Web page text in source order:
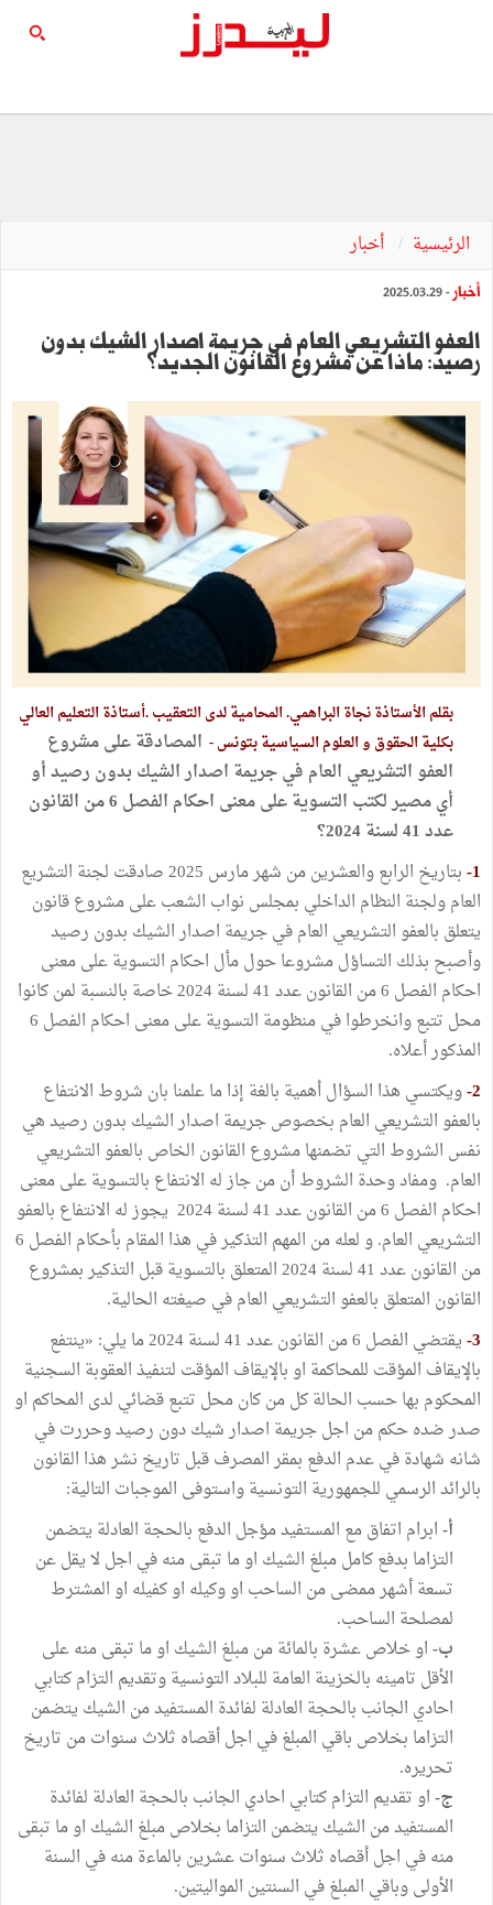
الرئيسية أخبار
أخبار - 2025.03.29
العفو التشريعي العام في جريمة اصدار الشيك بدون
رصيد: ماذا عن مشروع القانون الجديد؟
بقلم الأستاذة نجاة البراهمي. المحامية لدى التعقيب .أستاذة التعليم العالي
بكلية الحقوق و العلوم السياسية بتونس - المصادقة على مشروع
العفو التشريعي العام في جريمة اصدار الشيك بدون رصيد أو
أي مصير لكتب التسوية على معنى احكام الفصل 6 من القانون
عدد 41 لسنة 2024؟
1-
بتاريخ الرابع والعشرين من شهر مارس 2025 صادقت لجنة التشريع
العام ولجنة النظام الداخلي بمجلس نواب الشعب على مشروع قانون
يتعلق بالعفو التشريعي العام في جريمة اصدار الشيك بدون رصيد
وأصبح بذلك التساؤل مشروعا حول مأل احكام التسوية على معنى
احكام الفصل 6 من القانون عدد 41 لسنة 2024 خاصة بالنسبة لمن كانوا
محل تتبع وانخرطوا في منظومة التسوية على معنى احكام الفصل 6
المذكور أعلاه.
2- ويكتسي هذا السؤال أهمية بالغة إذا ما علمنا بان شروط الانتفاع
بالعفو التشريعي العام بخصوص جريمة اصدار الشيك بدون رصيد هي
نفس الشروط التي تضمنها مشروع القانون الخاص بالعفو التشريعي
العام. ومفاد وحدة الشروط أن من جاز له الانتفاع بالتسوية على معنى
احكام الفصل 6 من القانون عدد 41 لسنة 2024 يجوز له الانتفاع بالعفو
التشريعي العام. و لعله من المهم التذكير في هذا المقام بأحكام الفصل 6
من القانون عدد 41 لسنة 2024 المتعلق بالتسوية قبل التذكير بمشروع
القانون المتعلق بالعفو التشريعي العام في صيغته الحالية.
3-
يقتضي الفصل 6 من القانون عدد 41 لسنة 2024 ما يلي: «ينتفع
بالإيقاف المؤقت للمحاكمة او بالإيقاف المؤقت لتنفيذ العقوبة السجنية
المحكوم بها حسب الحالة كل من كان محل تتبع قضائي لدى المحاكم او
صدر ضده حكم من اجل جريمة اصدار شيك دون رصيد وحررت في
شانه شهادة في عدم الدفع بمقر المصرف قبل تاريخ نشر هذا القانون
بالرائد الرسمي للجمهورية التونسية واستوفى الموجبات التالية:
أ-ابرام اتفاق مع المستفيد مؤجل الدفع بالحجة العادلة يتضمن
التزاما بدفع كامل مبلغ الشيك او ما تبقى منه في اجل لا يقل عن
تسعة أشهر ممضى من الساحب او وكيله او كفيله او المشترط
لمصلحة الساحب.
ب-او خلاص عشرة بالمائة من مبلغ الشيك او ما تبقى منه على
الأقل تامينه بالخزينة العامة للبلاد التونسية وتقديم التزام كتابي
احادي الجانب بالحجة العادلة لفائدة المستفيد من الشيك يتضمن
التزاما بخلاص باقي المبلغ في اجل أقصاه ثلاث سنوات من تاريخ
تحريره.
ج-او تقديم التزام كتابي احادي الجانب بالحجة العادلة لفائدة
المستفيد من الشيك يتضمن التزاما بخلاص مبلغ الشيك او ما تبقى
منه في اجل أقصاه ثلاث سنوات عشرين بالماءة منه في السنة
الأولى وباقي المبلغ في السنتين المواليتين.